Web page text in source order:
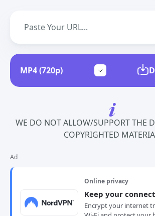
WE DO NOT ALLOW/SUPPORT THE
COPYRIGHTED
Ad
Online privacy
Keep your
Encrypt your internet